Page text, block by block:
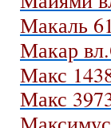
Макаль
Макар
Макс
Макс